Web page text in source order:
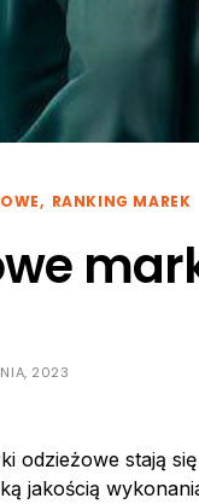
RANKING MAREK
2023
odzieżowe stają
jakością